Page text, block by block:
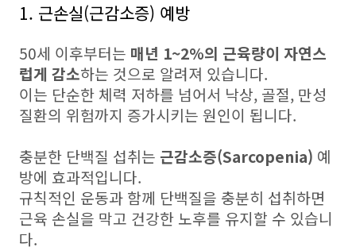
1. 근손실(근감소증) 예방
50세 이후부터는 매년 1~2%의 근육량이 자연스
럽게 감소하는 것으로 알려져 있습니다.
이는 단순한 체력 저하를 넘어서 낙상, 골절, 만성
질환의 위험까지 증가시키는 원인이 됩니다.
충분한 단백질 섭취는 근감소증(Sarcopenia) 예
방에 효과적입니다.
규칙적인 운동과 함께 단백질을 충분히 섭취하면
근육 손실을 막고 건강한 노후를 유지할 수 있습니
다.